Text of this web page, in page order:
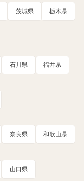
茨城県 栃木県
石川県 福井県
奈良県 和歌山県
山口県